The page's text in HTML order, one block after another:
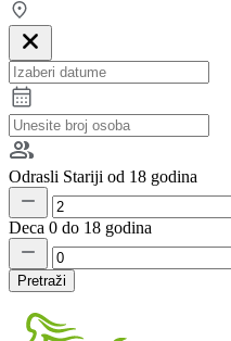
Odrasli Stariji od 18 godina
Deca 0 do 18 godina
Pretraži